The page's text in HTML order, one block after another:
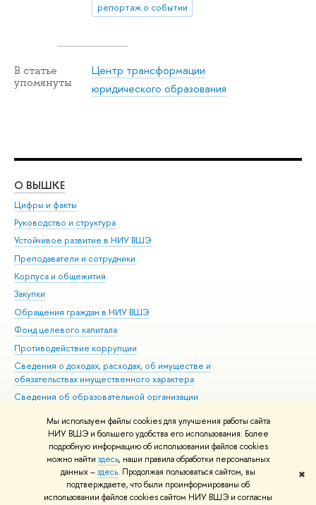
Мы используем файлы cookies для улучшения работы сайта
НИУ ВШЭ и большего удобства его использования. Более
подробную информацию об использовании файлов cookies
можно найти здесь, наши правила обработки персональных
данных –здесь. Продолжая пользоваться сайтом, вы
подтверждаете, что были проинформированы об
использовании файлов cookies сайтом НИУ ВШЭ и согласны
✖
репортаж о событии
В статье
упомянуты
Центр трансформации
юридического образования
О ВЫШКЕ
Цифры и факты
Руководство и структура
Устойчивое развитие в НИУ ВШЭ
Преподаватели и сотрудники
Корпуса и общежития
Закупки
Обращения граждан в НИУ ВШЭ
Фонд целевого капитала
Противодействие коррупции
Сведения о доходах, расходах, об имуществе и
обязательствах имущественного характера
Сведения об образовательной организации
Людям с ограниченными возможностями здоровья
Единая платежная страница
Работа в Вышке
© НИУ ВШЭ 1993–2026 Адреса и контакты Условия использования